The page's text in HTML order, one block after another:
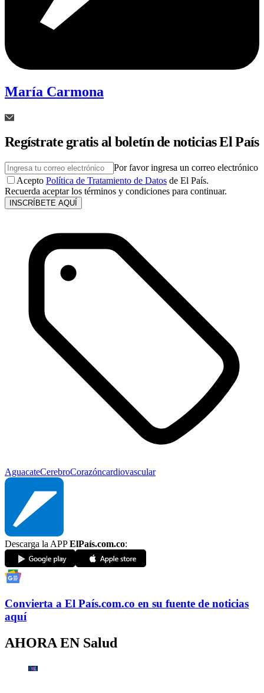
María Carmona
Regístrate gratis al boletín de noticias El País
Por favor ingresa un correo electrónico
Acepto Política de Tratamiento de Datos de El País.
Recuerda aceptar los términos y condiciones para continuar.
INSCRÍBETE AQUÍ
AguacateCerebroCorazóncardiovascular
Descarga la APPElPaís.com.co:
Convierta a El País.com.co en su fuente de noticias
aquí
AHORA EN Salud